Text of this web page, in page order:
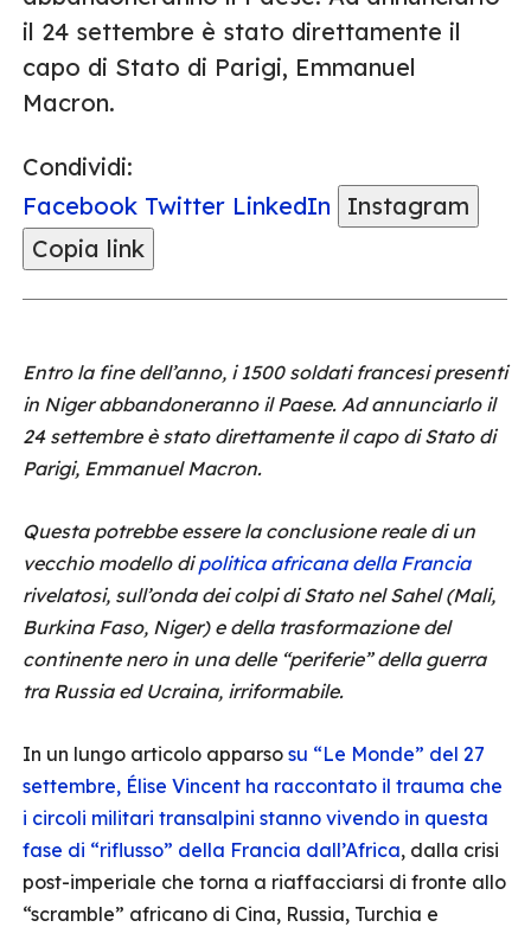
il 24 settembre è stato direttamente il
capo di Stato di Parigi, Emmanuel
Macron.
Condividi:
Facebook Twitter LinkedIn
Instagram
Copia link
Entro la fine dell’anno, i 1500 soldati francesi presenti
in Niger abbandoneranno il Paese. Ad annunciarlo il
24 settembre è stato direttamente il capo di Stato di
Parigi, Emmanuel Macron.
Questa potrebbe essere la conclusione reale di un
vecchio modello dipolitica africana della Francia
rivelatosi, sull’onda dei colpi di Stato nel Sahel (Mali,
Burkina Faso, Niger) e della trasformazione del
continente nero in una delle “periferie” della guerra
tra Russia ed Ucraina, irriformabile.
In un lungo articolo apparso su “Le Monde” del 27
settembre, Élise Vincent ha raccontato il trauma che
i circoli militari transalpini stanno vivendo in questa
fase di “riflusso” della Francia dall’Africa, dalla crisi
post-imperiale che torna a riaffacciarsi di fronte allo
“scramble” africano di Cina, Russia, Turchia e